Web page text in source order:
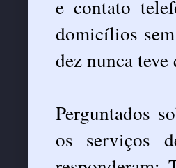
e contato
domicílios
dez nunca
Perguntados
os serviços